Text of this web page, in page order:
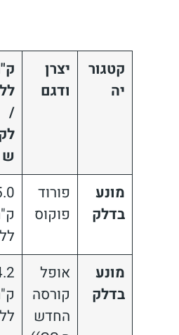
קטגור
יה
יצרן
ודגם
/
ש
מונע
בדלק
פורוד
פוקוס
מונע
בדלק
אופל
קורסה
החדש